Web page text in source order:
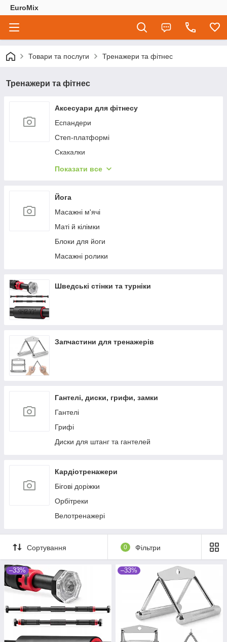
EuroMix
Товари та послуги Тренажери та фітнес
Тренажери та фітнес
Аксесуари для фітнесу
Еспандери
Степ-платформі
Скакалки
Фітнес м'ячі
Спортивні мати
Упори для віджимань
Бинти
Спортивні канати
Петлі функціональні
Пояси та рукавички
Ролики для преса
Показати все
Йога
Масажні м'ячі
Маті й кілімки
Блоки для йоги
Масажні ролики
Шведські стінки та турніки
Запчастини для тренажерів
Гантелі, диски, грифи, замки
Гантелі
Грифі
Диски для штанг та гантелей
Кардіотренажери
Бігові доріжки
Орбітреки
Велотренажері
Сортування 0 Фільтри
–33% –33%